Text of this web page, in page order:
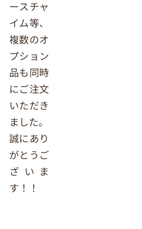
ースチャ
イム等、
複数のオ
プション
品も同時
にご注文
いただき
ました。
誠にあり
がとうご
ざいま
す！！